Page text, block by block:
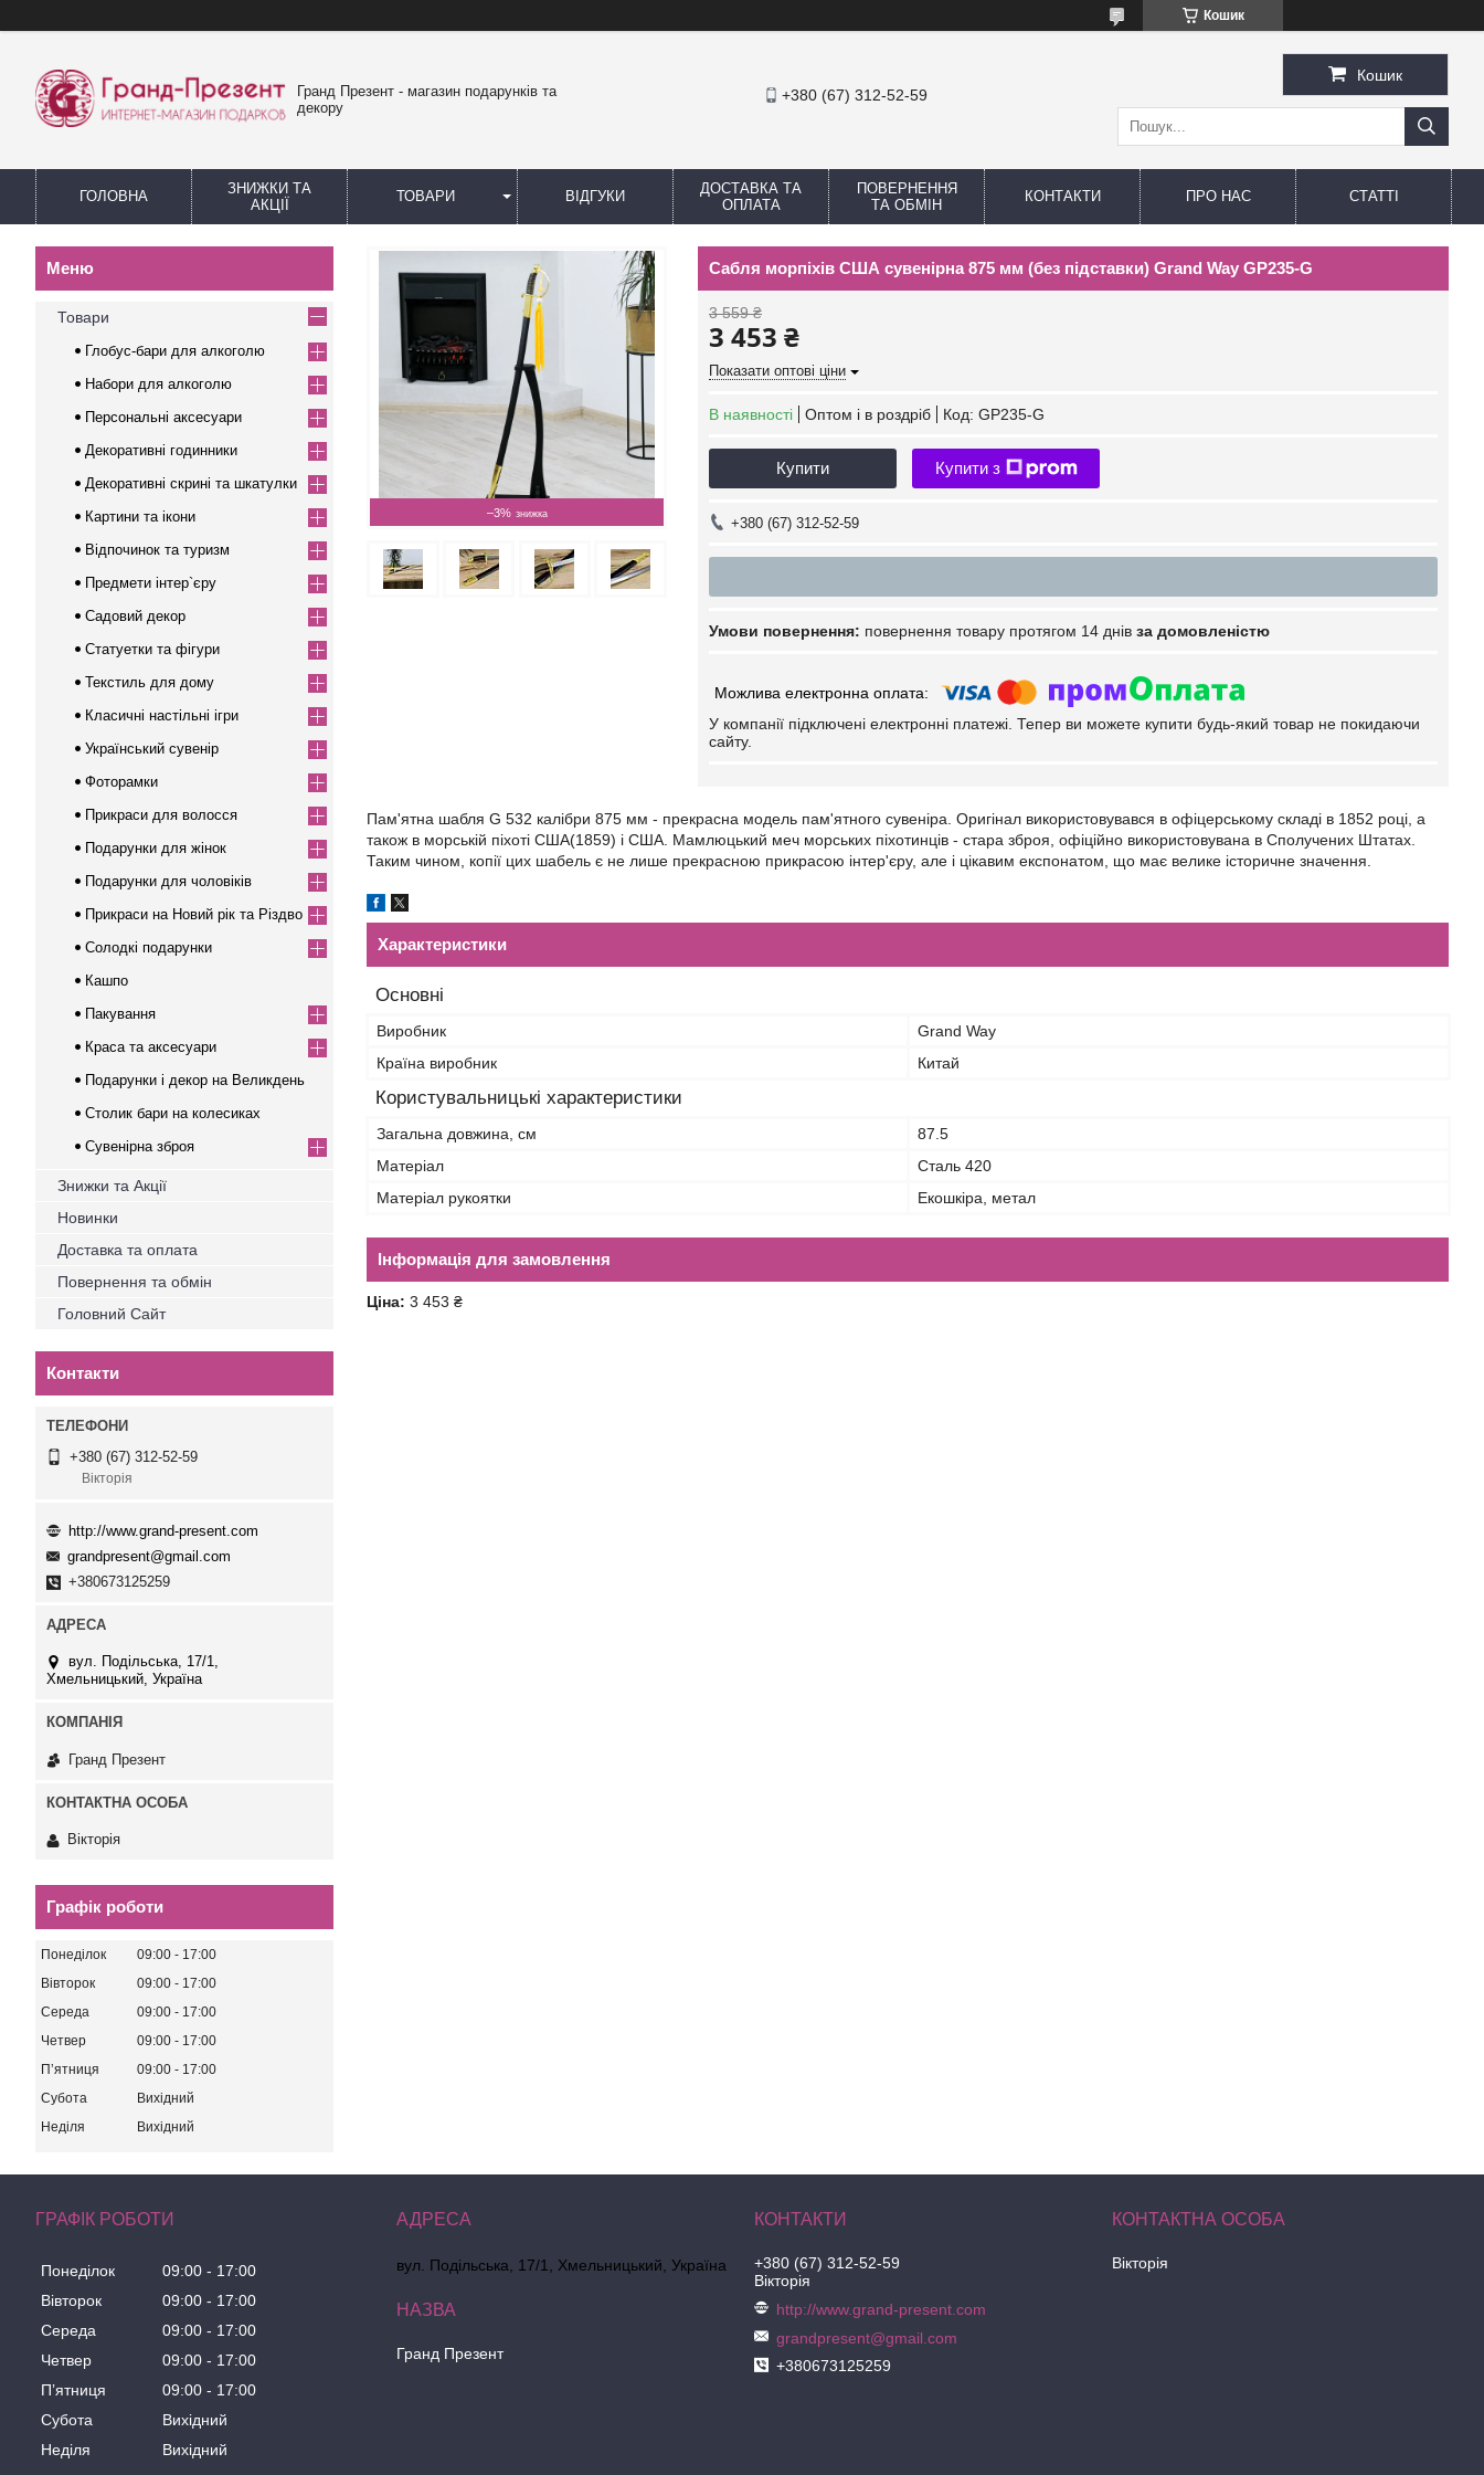
Кошик
Гранд Презент - магазин подарунків та
декору
+380 (67) 312-52-59
Кошик
ГОЛОВНА
ЗНИЖКИ ТА
АКЦІЇ
ТОВАРИ ВІДГУКИ
ДОСТАВКА ТА
ОПЛАТА
ПОВЕРНЕННЯ
ТА ОБМІН
КОНТАКТИ ПРО НАС СТАТТІ
–3%
Сабля морпіхів США сувенірна 875 мм (без підставки) Grand Way GP235-G
3 559 ₴
3 453 ₴
Показати оптові ціни
В наявності Оптом і в роздріб Код: GP235-G
Купити Купити з
+380 (67) 312-52-59
повернення товару протягом 14 днів за домовленістю
У компанії підключені електронні платежі. Тепер ви можете купити будь-який товар не покидаючи
сайту.
Пам'ятна шабля G 532 калібри 875 мм - прекрасна модель пам'ятного сувеніра. Оригінал використовувався в офіцерському складі в 1852 році, а
також в морській піхоті США(1859) і США. Мамлюцький меч морських піхотинців - стара зброя, офіційно використовувана в Сполучених Штатах.
Таким чином, копії цих шабель є не лише прекрасною прикрасою інтер'єру, але і цікавим експонатом, що має велике історичне значення.
Характеристики
Основні
Виробник
Grand Way
Країна виробник
Китай
Користувальницькі характеристики
Загальна довжина, см
87.5
Матеріал
Сталь 420
Матеріал рукоятки
Екошкіра, метал
Інформація для замовлення
Ціна: 3 453 ₴
Товари
Глобус-бари для алкоголю
Набори для алкоголю
Персональні аксесуари
Декоративні годинники
Декоративні скрині та шкатулки
Картини та ікони
Відпочинок та туризм
Предмети інтер`єру
Садовий декор
Статуетки та фігури
Текстиль для дому
Класичні настільні ігри
Український сувенір
Фоторамки
Прикраси для волосся
Подарунки для жінок
Подарунки для чоловіків
Прикраси на Новий рік та Різдво
Солодкі подарунки
Кашпо
Пакування
Краса та аксесуари
Подарунки і декор на Великдень
Столик бари на колесиках
Сувенірна зброя
Знижки та Акції
Новинки
Доставка та оплата
Повернення та обмін
Головний Сайт
Контакти
+380 (67) 312-52-59
Вікторія
http://www.grand-present.com
grandpresent@gmail.com
+380673125259
вул. Подільська, 17/1,
Хмельницький, Україна
Гранд Презент
Вікторія
Графік роботи
Понеділок 09:00
17:00
Вівторок
09:00
17:00
Середа
09:00
17:00
Четвер
09:00
17:00
Пʼятниця
09:00
17:00
Субота
Вихідний
Неділя
Вихідний
ГРАФІК РОБОТИ
Понеділок 09:00
17:00
Вівторок
09:00
17:00
Середа
09:00
17:00
Четвер
09:00
17:00
Пʼятниця
09:00
17:00
Субота
Вихідний
Неділя
Вихідний
вул. Подільська, 17/1, Хмельницький, Україна
Гранд Презент
+380 (67) 312-52-59
Вікторія
http://www.grand-present.com
grandpresent@gmail.com
+380673125259
Вікторія